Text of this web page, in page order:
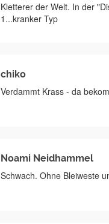
Kletterer der Welt. In der
1...kranker Typ
chiko
Verdammt Krass - da
Noami Neidhammel
Schwach. Ohne Bleiweste